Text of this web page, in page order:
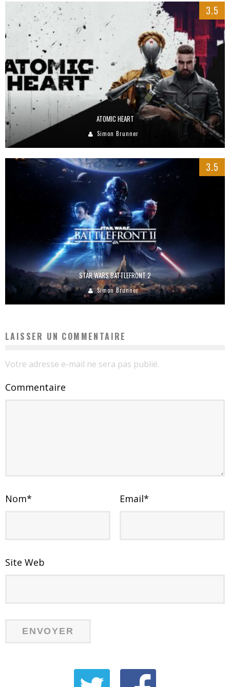
3.5
ATOMIC HEART
Simon Brunner
3.5
STAR WARS BATTLEFRONT 2
Simon Brunner
LAISSER UN COMMENTAIRE
Votre adresse e-mail ne sera pas publié.
Commentaire
Nom* Email*
Site Web